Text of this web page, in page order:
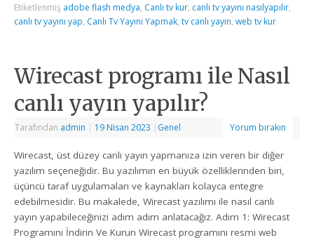
Etiketlenmiş adobe flash medya, Canlı tv kur, canlı tv yayını nasılyapılır,
canlı tv yayını yap, Canlı Tv Yayını Yapmak,tv canlı yayın,web tv kur
Wirecast programı ile Nasıl
canlı yayın yapılır?
Tarafından admin | 19 Nisan 2023 | Genel Yorum bırakın
Wirecast, üst düzey canlı yayın yapmanıza izin veren bir diğer
yazılım seçeneğidir. Bu yazılımın en büyük özelliklerinden biri,
üçüncü taraf uygulamaları ve kaynakları kolayca entegre
edebilmesidir. Bu makalede, Wirecast yazılımı ile nasıl canlı
yayın yapabileceğinizi adım adım anlatacağız. Adım 1: Wirecast
Programını İndirin Ve Kurun Wirecast programını resmi web